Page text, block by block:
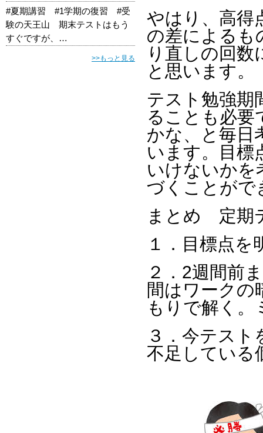
やはり、高得
の差によるも
り直しの回
と思います。
テスト勉強期
ることも必要
かな、と毎日
います。目標
いけないかを
づくことがで
まとめ 定期
１．目標点を
２．2週間前
間はワークの
もりで解く。
３．今テス
不足している
#夏期講習 #1学期の復習 #受
験の天王山 期末テストはもう
すぐですが、…
>>もっと見る